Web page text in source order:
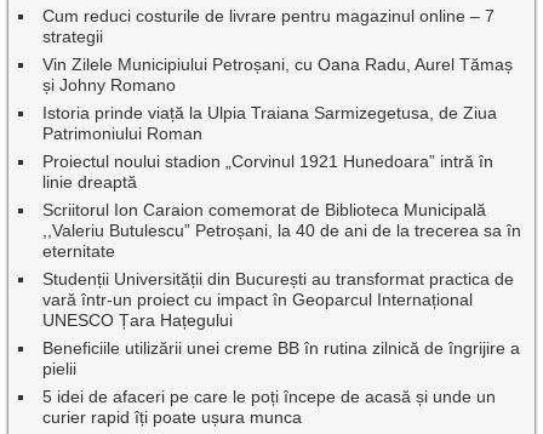
Cum reduci costurile de livrare pentru magazinul online – 7
strategii
Vin Zilele Municipiului Petroșani, cu Oana Radu, Aurel Tămaș
și Johny Romano
Istoria prinde viață la Ulpia Traiana Sarmizegetusa, de Ziua
Patrimoniului Roman
Proiectul noului stadion „Corvinul 1921 Hunedoara” intră în
linie dreaptă
Scriitorul Ion Caraion comemorat de Biblioteca Municipală
,,Valeriu Butulescu” Petroșani, la 40 de ani de la trecerea sa în
eternitate
Studenții Universității din București au transformat practica de
vară într-un proiect cu impact în Geoparcul Internațional
UNESCO Țara Hațegului
Beneficiile utilizării unei creme BB în rutina zilnică de îngrijire a
pielii
5 idei de afaceri pe care le poți începe de acasă și unde un
curier rapid îți poate ușura munca